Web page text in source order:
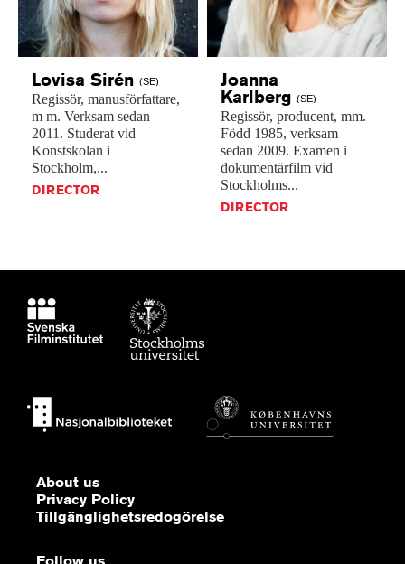
Lovisa Sirén (SE)
Regissör, manusförfattare,
m m. Verksam sedan
2011. Studerat vid
Konstskolan i
Stockholm,...
DIRECTOR
Joanna
Karlberg (SE)
Regissör, producent, mm.
Född 1985, verksam
sedan 2009. Examen i
dokumentärfilm vid
Stockholms...
DIRECTOR
About us
Privacy Policy
Tillgänglighetsredogörelse